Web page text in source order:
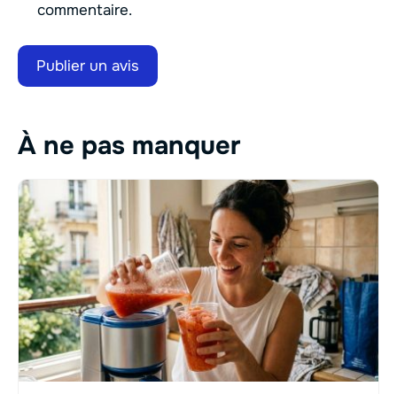
commentaire.
À ne pas manquer